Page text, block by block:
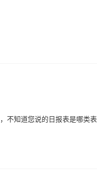
不知道您说的日报表是哪类表